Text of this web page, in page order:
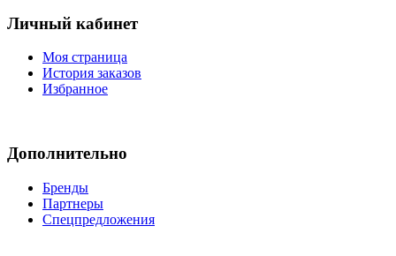
Личный кабинет
Моя страница
История заказов
Избранное
Дополнительно
Бренды
Партнеры
Спецпредложения